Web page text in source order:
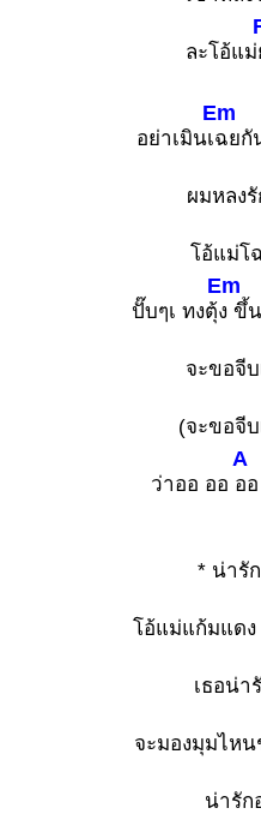
ละโอ้แม่
อย่าเมินเ
Em
ฉยกั
ผมหลง
โอ้แม่โ
ปั๊บๆเ ทงตุ้
Em
ง ขึ้
จะขอจีบ
(จะขอจี
ว่าออ ออ
A
อ
* น่ารั
โอ้แม่แก้มแดง
เธอน่า
จะมองมุมไห
น่ารัก